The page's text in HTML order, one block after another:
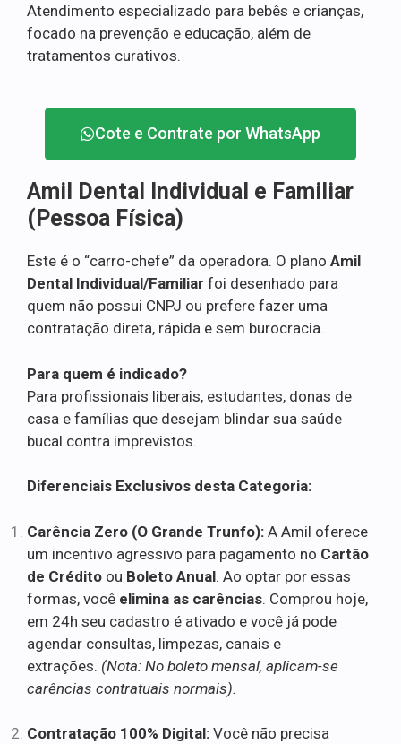
Atendimento especializado para bebês e crianças,
focado na prevenção e educação, além de
tratamentos curativos.
Cote e Contrate por WhatsApp
Amil Dental Individual e Familiar
(Pessoa Física)
Este é o “carro-chefe” da operadora. O plano Amil
Dental Individual/Familiar foi desenhado para
quem não possui CNPJ ou prefere fazer uma
contratação direta, rápida e sem burocracia.
Para quem é indicado?
Para profissionais liberais, estudantes, donas de
casa e famílias que desejam blindar sua saúde
bucal contra imprevistos.
Diferenciais Exclusivos desta Categoria:
Carência Zero (O Grande Trunfo): A Amil oferece
um incentivo agressivo para pagamento no Cartão
de Crédito ou Boleto Anual. Ao optar por essas
formas, você elimina as carências. Comprou hoje,
em 24h seu cadastro é ativado e você já pode
agendar consultas, limpezas, canais e
extrações. (Nota: No boleto mensal, aplicam-se
carências contratuais normais).
Contratação 100% Digital: Você não precisa